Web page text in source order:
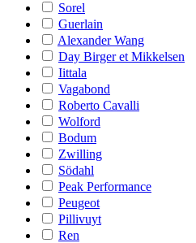
Sorel
Guerlain
Alexander Wang
Day Birger et Mikkelsen
Iittala
Vagabond
Roberto Cavalli
Wolford
Bodum
Zwilling
Södahl
Peak Performance
Peugeot
Pillivuyt
Ren